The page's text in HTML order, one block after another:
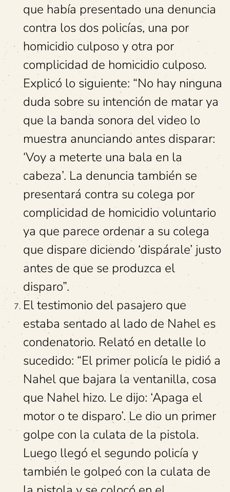
que había presentado una denuncia
contra los dos policías, una por
homicidio culposo y otra por
complicidad de homicidio culposo.
Explicó lo siguiente: “No hay ninguna
duda sobre su intención de matar ya
que la banda sonora del video lo
muestra anunciando antes disparar:
‘Voy a meterte una bala en la
cabeza’. La denuncia también se
presentará contra su colega por
complicidad de homicidio voluntario
ya que parece ordenar a su colega
que dispare diciendo ‘dispárale’ justo
antes de que se produzca el
disparo”.
El testimonio del pasajero que
estaba sentado al lado de Nahel es
condenatorio. Relató en detalle lo
sucedido: “El primer policía le pidió a
Nahel que bajara la ventanilla, cosa
que Nahel hizo. Le dijo: ‘Apaga el
motor o te disparo’. Le dio un primer
golpe con la culata de la pistola.
Luego llegó el segundo policía y
también le golpeó con la culata de